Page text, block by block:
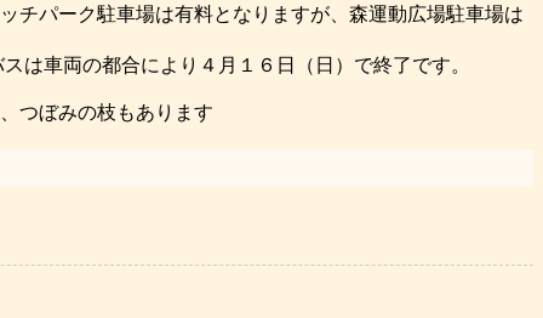
チパーク駐車場は有料となりますが、森運動広場駐車場は
は車両の都合により４月１６日（日）で終了です。
つぼみの枝もあります